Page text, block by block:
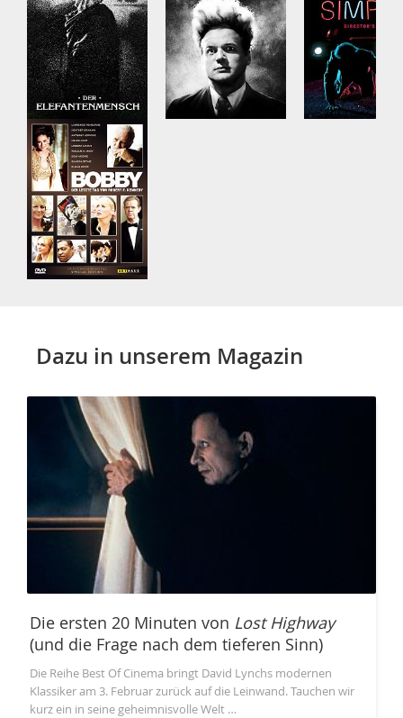
Dazu in unserem Magazin
Die ersten 20 Minuten von Lost Highway
(und die Frage nach dem tieferen Sinn)
Die Reihe Best Of Cinema bringt David Lynchs modernen
Klassiker am 3. Februar zurück auf die Leinwand. Tauchen wir
kurz ein in seine geheimnisvolle Welt …